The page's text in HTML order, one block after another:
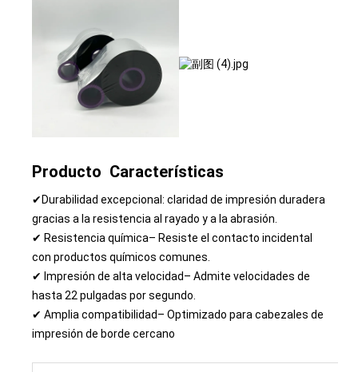
Producto Características
✔Durabilidad excepcional: claridad de impresión duradera
gracias a la resistencia al rayado y a la abrasión.
✔ Resistencia química– Resiste el contacto incidental
con productos químicos comunes.
✔ Impresión de alta velocidad– Admite velocidades de
hasta 22 pulgadas por segundo.
✔ Amplia compatibilidad– Optimizado para cabezales de
impresión de borde cercano